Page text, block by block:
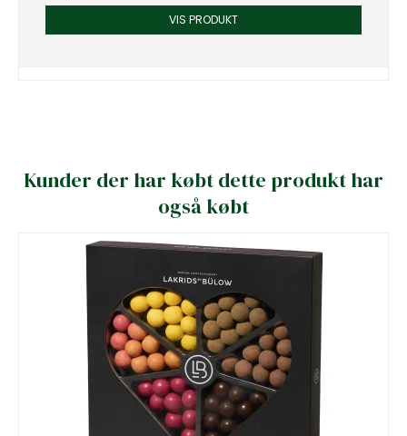
VIS PRODUKT
Kunder der har købt dette produkt har
også købt